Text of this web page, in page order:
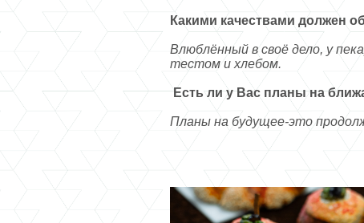
Какими качествами должен
Влюблённый в своё дело, у
тестом и хлебом.
Есть ли у Вас планы на
Планы на будущее-это